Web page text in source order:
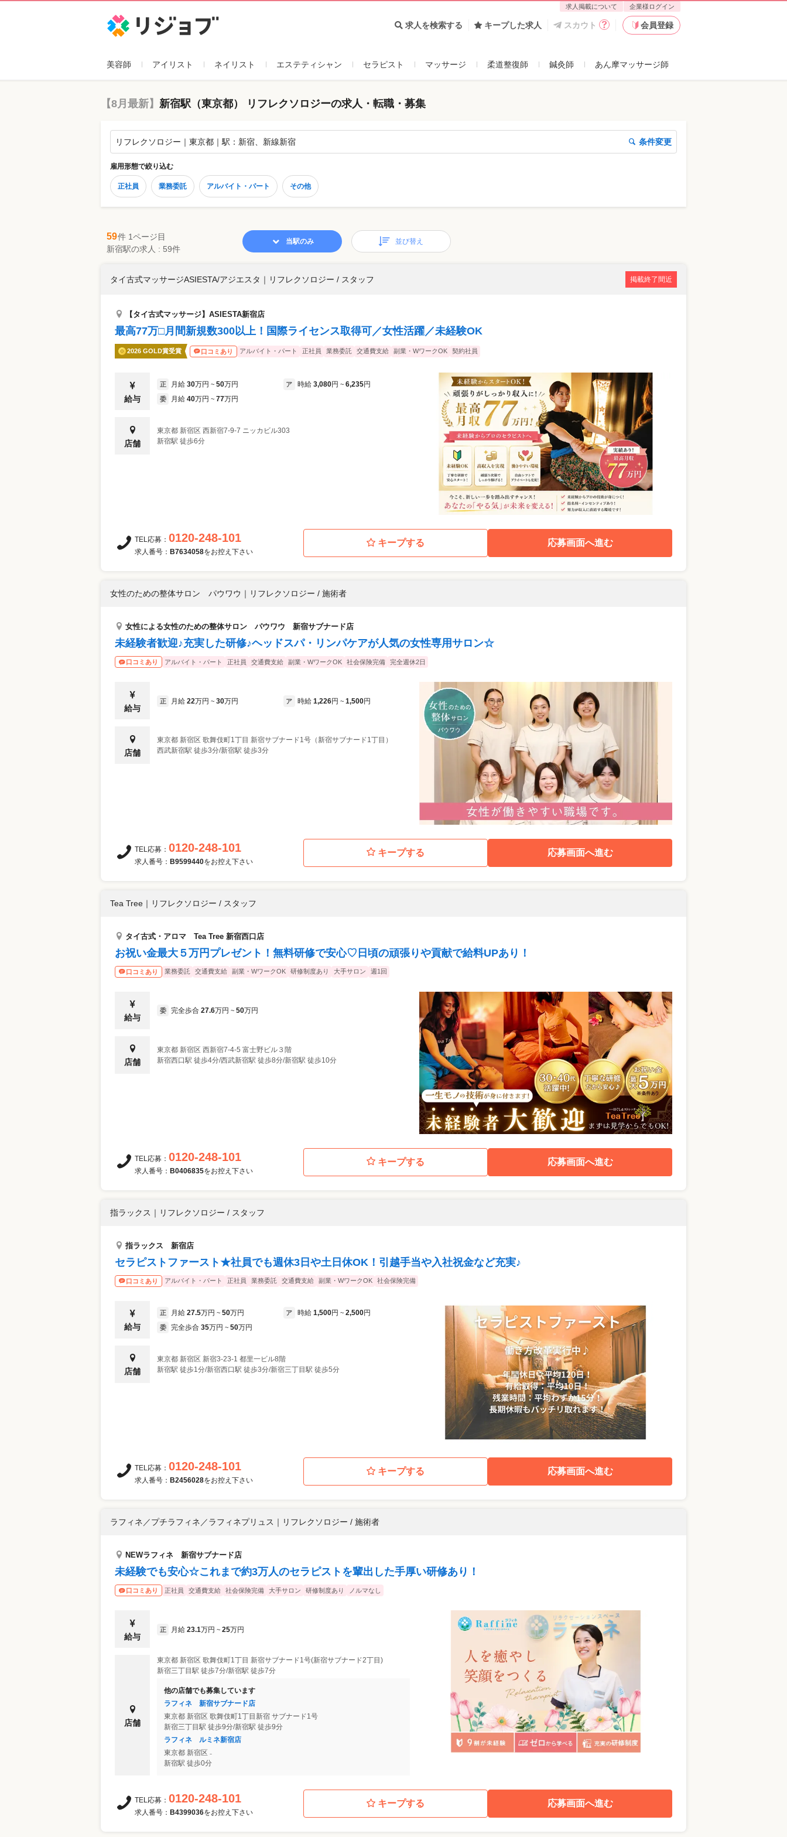
求人掲載について 企業様ログイン
求人を検索する キープした求人 スカウト 会員登録
美容師 アイリスト ネイリスト エステティシャン セラピスト マッサージ 柔道整復師 鍼灸師 あん摩マッサージ師
【8月最新】 新宿駅（東京都） リフレクソロジーの求人・転職・募集
リフレクソロジー｜東京都｜駅：新宿、新線新宿 条件変更
雇用形態で絞り込む
正社員 業務委託 アルバイト・パート その他
59件 1ページ目
新宿駅の求人 : 59件
当駅のみ 並び替え
掲載終了間近
タイ古式マッサージASIESTA/アジエスタ ｜ リフレクソロジー / スタッフ
【タイ古式マッサージ】ASIESTA新宿店
最高77万□月間新規数300以上！国際ライセンス取得可／女性活躍／未経験OK
2026 GOLD賞受賞 口コミあり アルバイト・パート 正社員 業務委託 交通費支給 副業・WワークOK 契約社員
給与
正 月給 30万円 ~ 50万円 ア 時給 3,080円 ~ 6,235円
委 月給 40万円 ~ 77万円
店舗
東京都 新宿区 西新宿7-9-7 ニッカビル303
新宿駅 徒歩6分
キープする 応募画面へ進む
TEL応募： 0120-248-101
求人番号： B7634058をお控え下さい
女性のための整体サロン パウワウ ｜ リフレクソロジー / 施術者
女性による女性のための整体サロン パウワウ 新宿サブナード店
未経験者歓迎♪充実した研修♪ヘッドスパ・リンパケアが人気の女性専用サロン☆
口コミあり アルバイト・パート 正社員 交通費支給 副業・WワークOK 社会保険完備 完全週休2日
給与
正 月給 22万円 ~ 30万円 ア 時給 1,226円 ~ 1,500円
店舗
東京都 新宿区 歌舞伎町1丁目 新宿サブナード1号（新宿サブナード1丁目）
西武新宿駅 徒歩3分/新宿駅 徒歩3分
キープする 応募画面へ進む
TEL応募： 0120-248-101
求人番号： B9599440をお控え下さい
Tea Tree ｜ リフレクソロジー / スタッフ
タイ古式・アロマ Tea Tree 新宿西口店
お祝い金最大５万円プレゼント！無料研修で安心♡日頃の頑張りや貢献で給料UPあり！
口コミあり 業務委託 交通費支給 副業・WワークOK 研修制度あり 大手サロン 週1回
給与
委 完全歩合 27.6万円 ~ 50万円
店舗
東京都 新宿区 西新宿7-4-5 富士野ビル３階
新宿西口駅 徒歩4分/西武新宿駅 徒歩8分/新宿駅 徒歩10分
キープする 応募画面へ進む
TEL応募： 0120-248-101
求人番号： B0406835をお控え下さい
指ラックス ｜ リフレクソロジー / スタッフ
指ラックス 新宿店
セラピストファースト★社員でも週休3日や土日休OK！引越手当や入社祝金など充実♪
口コミあり アルバイト・パート 正社員 業務委託 交通費支給 副業・WワークOK 社会保険完備
給与
正 月給 27.5万円 ~ 50万円 ア 時給 1,500円 ~ 2,500円
委 完全歩合 35万円 ~ 50万円
店舗
東京都 新宿区 新宿3-23-1 都里一ビル8階
新宿駅 徒歩1分/新宿西口駅 徒歩3分/新宿三丁目駅 徒歩5分
キープする 応募画面へ進む
TEL応募： 0120-248-101
求人番号： B2456028をお控え下さい
ラフィネ／プチラフィネ／ラフィネプリュス ｜ リフレクソロジー / 施術者
NEWラフィネ 新宿サブナード店
未経験でも安心☆これまで約3万人のセラピストを輩出した手厚い研修あり！
口コミあり 正社員 交通費支給 社会保険完備 大手サロン 研修制度あり ノルマなし
給与
正 月給 23.1万円 ~ 25万円
店舗
東京都 新宿区 歌舞伎町1丁目 新宿サブナード1号(新宿サブナード2丁目)
新宿三丁目駅 徒歩7分/新宿駅 徒歩7分
他の店舗でも募集しています
ラフィネ 新宿サブナード店
東京都 新宿区 歌舞伎町1丁目新宿 サブナード1号
新宿三丁目駅 徒歩9分/新宿駅 徒歩9分
ラフィネ ルミネ新宿店
東京都 新宿区 ₋
新宿駅 徒歩0分
キープする 応募画面へ進む
TEL応募： 0120-248-101
求人番号： B4399036をお控え下さい